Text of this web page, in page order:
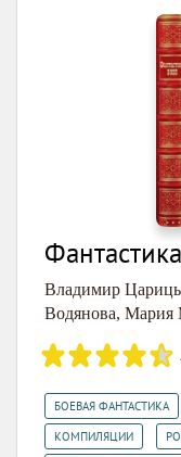
Владимир
Водянова, Мария
БОЕВАЯ ФАНТАСТИКА
КОМПИЛЯЦИИ